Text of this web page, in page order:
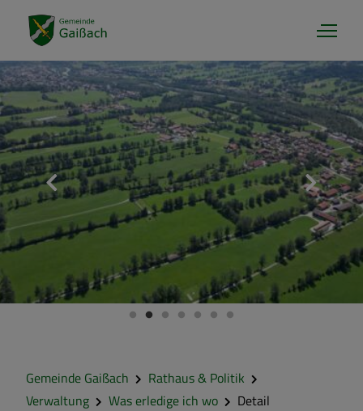
Gemeinde Gaißach
Rathaus & Politik
Verwaltung
Was erledige ich wo Detail